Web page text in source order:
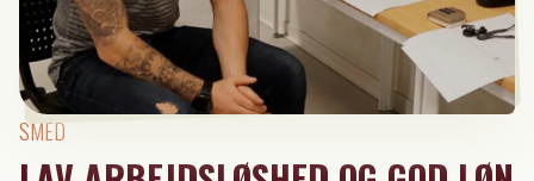
SMED